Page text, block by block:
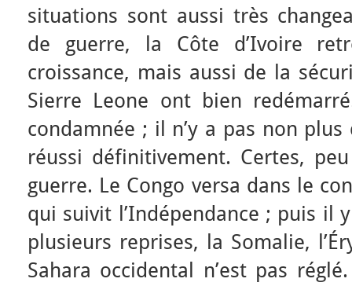
situations sont aussi très
de guerre, la Côte d’Ivoire
croissance, mais aussi de la
Sierre Leone ont bien
condamnée ; il n’y a pas non
réussi définitivement. Certes,
guerre. Le Congo versa dans le
qui suivit l’Indépendance ; puis il
plusieurs reprises, la Somalie,
Sahara occidental n’est pas